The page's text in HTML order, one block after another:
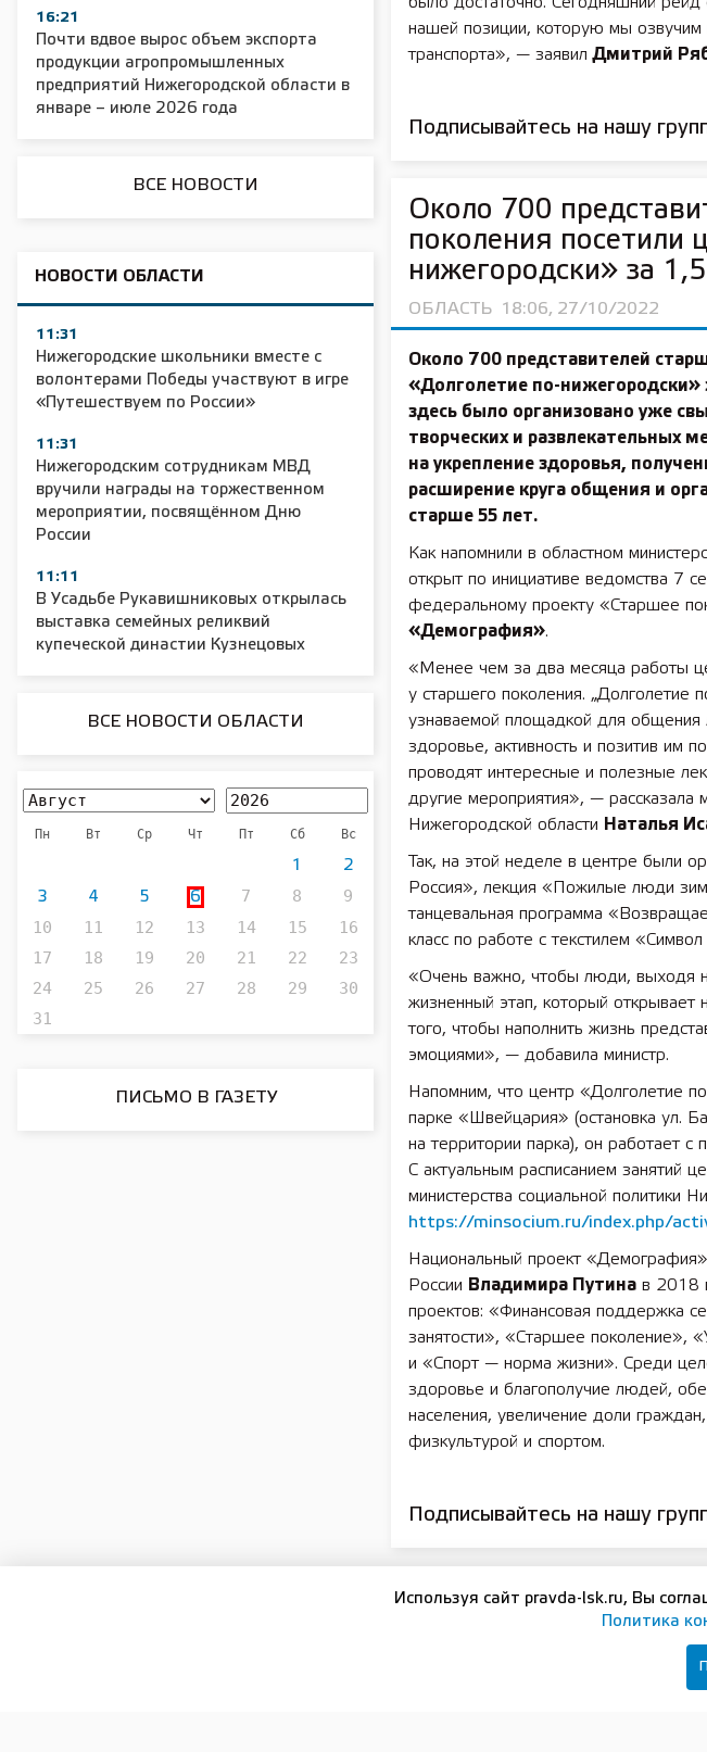
16:21
Почти вдвое вырос объем экспорта
продукции агропромышленных
предприятий Нижегородской области в
январе – июле 2026 года
ВСЕ НОВОСТИ
НОВОСТИ ОБЛАСТИ
11:31
Нижегородские школьники вместе с
волонтерами Победы участвуют в игре
«Путешествуем по России»
11:31
Нижегородским сотрудникам МВД
вручили награды на торжественном
мероприятии, посвящённом Дню
России
11:11
В Усадьбе Рукавишниковых открылась
выставка семейных реликвий
купеческой династии Кузнецовых
ВСЕ НОВОСТИ ОБЛАСТИ
Пн Вт Ср Чт Пт Сб Вс
1 2
3 4 5 6 7 8
9
10
11 12 13 14 15
16
17
18 19 20 21 22
23
24
25 26 27 28 29
30
31
ПИСЬМО В ГАЗЕТУ
нашей позиции, которую мы
транспорта», — заявил Дмитрий
Подписывайтесь на нашу
Около 700
поколения посетили
нижегородски» за
ОБЛАСТЬ 18:06, 27/10/2022
Около 700 представителей
«Долголетие по-нижегородски»
здесь было организовано уже
творческих и развлекательных
на укрепление здоровья,
расширение круга общения и
старше 55 лет.
Как напомнили в областном
открыт по инициативе ведомства 7
федеральному проекту «Старшее
«Демография».
«Менее чем за два месяца работы
у старшего поколения. „Долголетие
узнаваемой площадкой для общения
здоровье, активность и позитив им
проводят интересные и полезные
другие мероприятия», — рассказала
Нижегородской области Наталья
Так, на этой неделе в центре были
Россия», лекция «Пожилые люди
танцевальная программа
класс по работе с текстилем
«Очень важно, чтобы люди, выходя
жизненный этап, который
того, чтобы наполнить жизнь
эмоциями», — добавила министр.
Напомним, что центр «Долголетие
парке «Швейцария» (остановка ул.
на территории парка), он работает
С актуальным расписанием занятий
министерства социальной политики
https://minsocium.ru/index.php/
Национальный проект
России Владимира Путина в 2018
проектов: «Финансовая поддержка
занятости», «Старшее поколение»,
и «Спорт — норма жизни». Среди
здоровье и благополучие людей,
населения, увеличение доли
физкультурой и спортом.
Подписывайтесь на нашу
Используя сайт pravda-lsk.ru, Вы
Политика